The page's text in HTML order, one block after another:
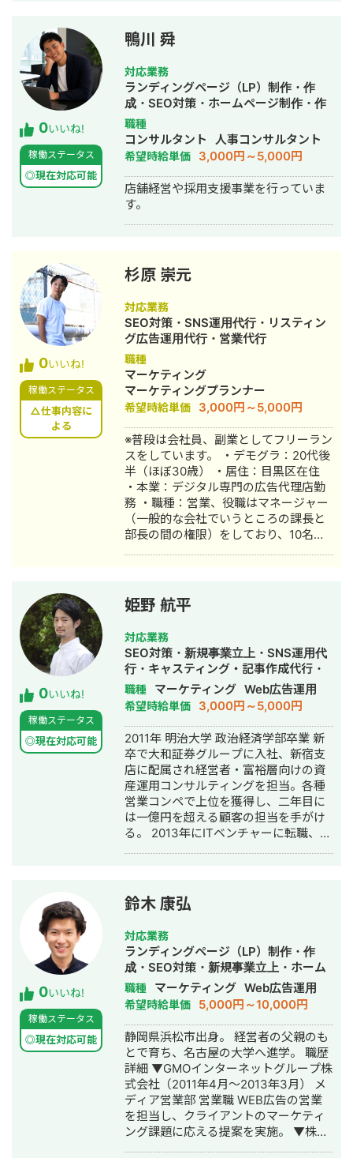
業、特にSEO、MEO領域において、セ
ールス・カスタマーサクセス・プロダ
クト全体を統括。 検索プラットフォー
ムソリューションを軸にした集客支援
領域を主に担当。 MEO対策では累計
4,500店舗以上の対策を監修。 2021年1
月 株式会社プロモスト 辞任 2021年
1月 株式会社MainC（メインク） 設
立
0いいね!
稼働ステータス
◎現在対応可能
鴨川 舜
対応業務
ランディングページ（LP）制作・作
成・SEO対策・ホームページ制作・作
成・リスティング広告運用代行・動画
制作・動画編集・営業代行・採用代行
職種
コンサルタント 人事コンサルタント
希望時給単価 3,000円～5,000円
店舗経営や採用支援事業を行っていま
す。
0いいね!
稼働ステータス
△仕事内容に
よる
杉原 崇元
対応業務
SEO対策・SNS運用代行・リスティン
グ広告運用代行・営業代行
職種
マーケティング
マーケティングプランナー
希望時給単価 3,000円～5,000円
※普段は会社員、副業としてフリーラン
スをしています。 ・デモグラ：20代後
半（ほぼ30歳） ・居住：目黒区在住
・本業：デジタル専門の広告代理店勤
務 ・職種：営業、役職はマネージャー
（一般的な会社でいうところの課長と
部長の間の権限）をしており、10名の
・2023年5月｜チームリーダーに昇格
・2024年4月｜マネージャーに昇格
【使用ツール】 ・Google関連 ・
Microsoft関連 ・各種チャットツール
（チャットワーク/Slackなど） は基本
的に使うことができます。 【稼働時
間】 平日は10:00~19:00が定時になり
ますので、その前後での稼働がメイン
になります。 Web会議を昼休憩の時間
を使って行うことも可能ですので、定
時内での調整もできます。 納期を守る
ことはもちろん、丁寧なコミュニケー
ションを心がけております。 ご連絡い
ただければ、すぐに対応できる態勢を
整えておりますので、どうぞよろしく
お願いします。
0いいね!
稼働ステータス
◎現在対応可能
姫野 航平
対応業務
SEO対策・新規事業立上・SNS運用代
行・キャスティング・記事作成代行・
ライティング・事務代行・リスティン
グ広告運用代行・オウンドメディア制
作・構築・運用代行・営業代行
職種 マーケティング Web広告運用
希望時給単価 3,000円～5,000円
2011年 明治大学 政治経済学部卒業 新
卒で大和証券グループに入社、新宿支
店に配属され経営者・富裕層向けの資
産運用コンサルティングを担当。各種
営業コンペで上位を獲得し、二年目に
は一億円を超える顧客の担当を手がけ
る。 2013年にITベンチャーに転職、社
ベンチャーまでゼロから開拓。クライ
アントのCPAを従来の半分以下に抑え
る施策を編み出し、立ち上げ数ヶ月で
月商1,000万円を突破。 その後友人とto
Cの美容系アプリを手がけるスタート
アップを創業し取締役COOに就任。創
業二年間で合計約１億円の資金調達を
実施するとともに、従業員数も5倍の組
織に拡大。 2017年末から自身でWEB
マーケティングの会社を創業、フリー
ランスチームとともに、100を超えるク
ライアントのマーケティングサポート
を展開中。得意領域はSNS運用、ディ
スプレイ広告、リスティング、インフ
ルエンサーマーケティング 現在まで上
場企業をはじめとした100社以上の支援
実績があり、今までのノウハウを全て
0いいね!
稼働ステータス
◎現在対応可能
鈴木 康弘
対応業務
ランディングページ（LP）制作・作
成・SEO対策・新規事業立上・ホーム
ページ制作・作成・バナー制作・デザ
イン・リスティング広告運用代行・オ
ウンドメディア制作・構築・運用代
行・営業代行
職種 マーケティング Web広告運用
希望時給単価 5,000円～10,000円
静岡県浜松市出身。 経営者の父親のも
とで育ち、名古屋の大学へ進学。 職歴
詳細 ▼GMOインターネットグループ株
式会社（2011年4月〜2013年3月） メ
ディア営業部 営業職 WEB広告の営業
を担当し、クライアントのマーケティ
ング課題に応える提案を実施。 ▼株式